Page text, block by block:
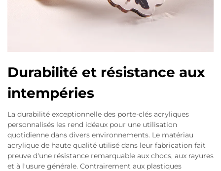
Durabilité et résistance aux
intempéries
La durabilité exceptionnelle des porte-clés acryliques
personnalisés les rend idéaux pour une utilisation
quotidienne dans divers environnements. Le matériau
acrylique de haute qualité utilisé dans leur fabrication fait
preuve d'une résistance remarquable aux chocs, aux rayures
et à l'usure générale. Contrairement aux plastiques